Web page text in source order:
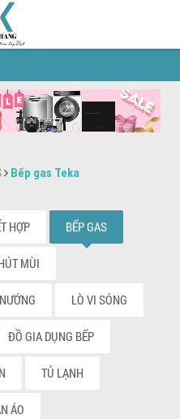
Bếp gas Teka
HỢP BẾP GAS
MÙI
LÒ VI SÓNG
ĐỒ GIA DỤNG BẾP
TỦ LẠNH
ÁO